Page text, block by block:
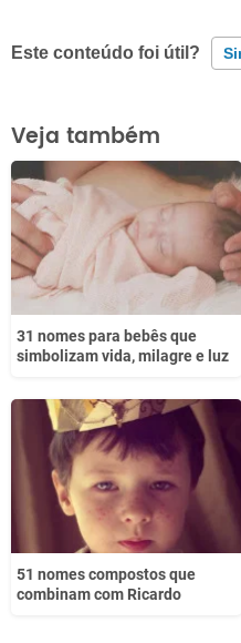
Este conteúdo foi útil?
Este conteúdo contém
Este conteúdo não tem a
Outro
Veja também
31 nomes para bebês que
simbolizam vida, milagre e luz
51 nomes compostos que
combinam com Ricardo